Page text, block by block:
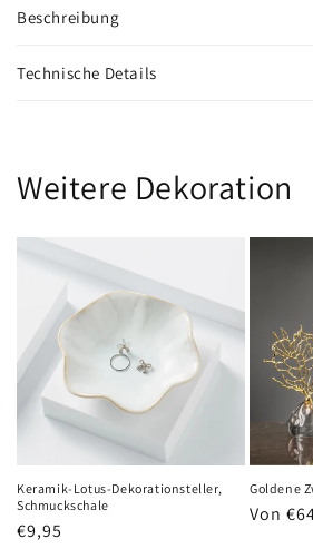
Beschreibung
Technische Details
Weitere Dekoration
Keramik-Lotus-Dekorationsteller,
Schmuckschale
Normaler
€9,95
Goldene
Von